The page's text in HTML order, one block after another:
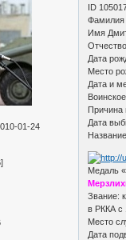
01-24
ID
Имя
Дата
Место
Дата и
Причина
Дата
Медаль
Звание:
в РККА с
Место
Дата